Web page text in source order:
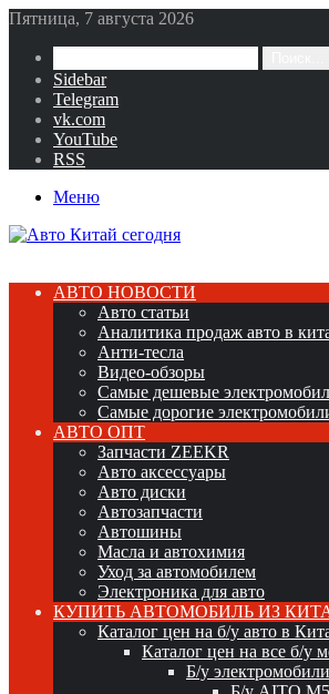
Пятница, 7 августа 2026
Sidebar
Telegram
vk.com
YouTube
RSS
Меню
АВТО НОВОСТИ
Авто статьи
Аналитика продаж авто в
Анти-тесла
Видео-обзоры
Самые дешевые
Самые дорогие
АВТО ОПТ
Запчасти ZEEKR
Авто аксессуары
Авто диски
Автозапчасти
Автошины
Масла и автохимия
Уход за автомобилем
Электроника для авто
КУПИТЬ АВТОМОБИЛЬ ИЗ
Каталог цен на б/у авто в
Каталог цен на все б/у
Б/у